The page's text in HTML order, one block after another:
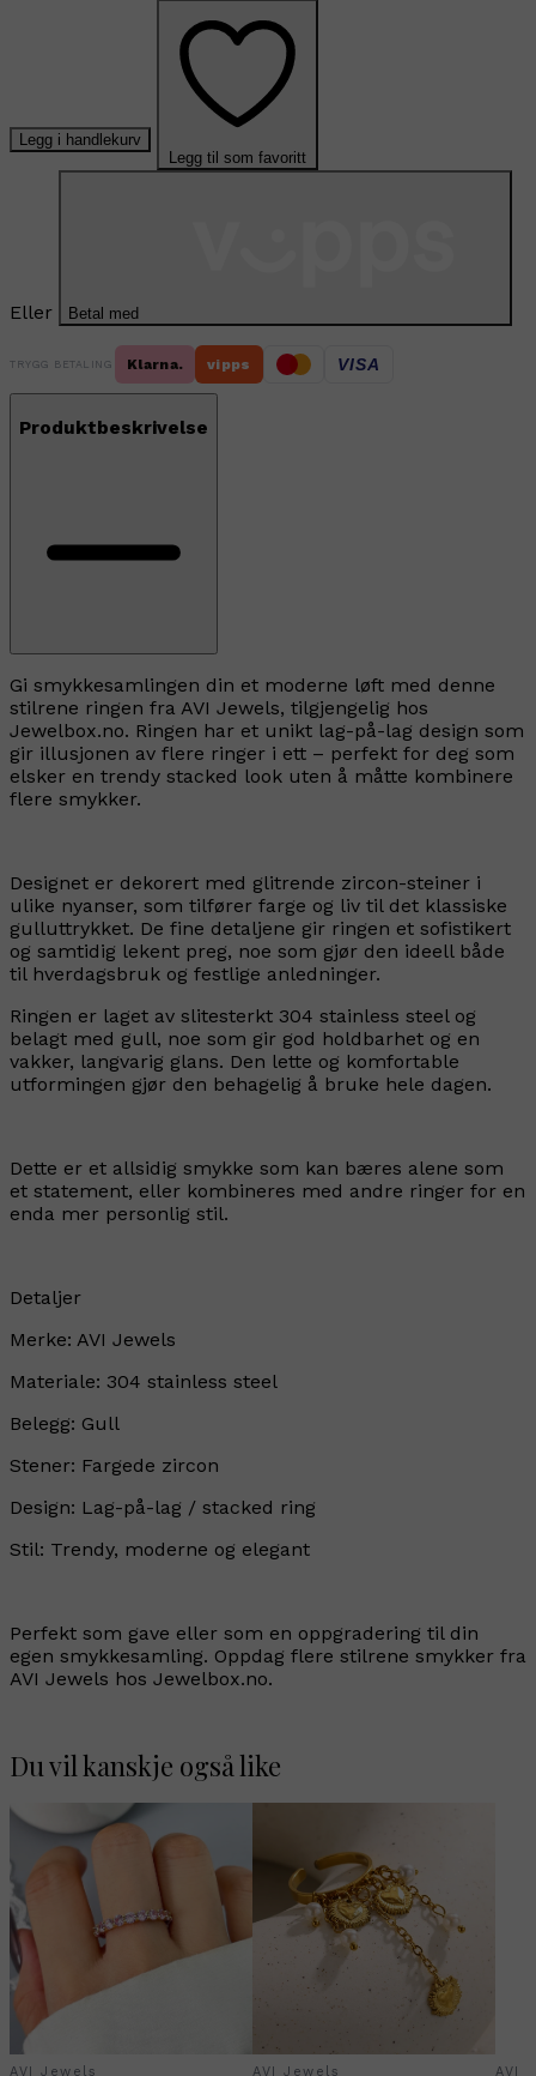
Legg i handlekurv
Legg til som favoritt
Eller Betal med
TRYGG BETALING Klarna. vipps VISA
Produktbeskrivelse
Gi smykkesamlingen din et moderne løft med denne
stilrene ringen fra AVI Jewels, tilgjengelig hos
Jewelbox.no. Ringen har et unikt lag-på-lag design som
gir illusjonen av flere ringer i ett – perfekt for deg som
elsker en trendy stacked look uten å måtte kombinere
flere smykker.
Designet er dekorert med glitrende zircon-steiner i
ulike nyanser, som tilfører farge og liv til det klassiske
gulluttrykket. De fine detaljene gir ringen et sofistikert
og samtidig lekent preg, noe som gjør den ideell både
til hverdagsbruk og festlige anledninger.
Ringen er laget av slitesterkt 304 stainless steel og
belagt med gull, noe som gir god holdbarhet og en
vakker, langvarig glans. Den lette og komfortable
utformingen gjør den behagelig å bruke hele dagen.
Dette er et allsidig smykke som kan bæres alene som
et statement, eller kombineres med andre ringer for en
enda mer personlig stil.
Detaljer
Merke: AVI Jewels
Materiale: 304 stainless steel
Belegg: Gull
Stener: Fargede zircon
Design: Lag-på-lag / stacked ring
Stil: Trendy, moderne og elegant
Perfekt som gave eller som en oppgradering til din
egen smykkesamling. Oppdag flere stilrene smykker fra
AVI Jewels hos Jewelbox.no.
Du vil kanskje også like
AVI Jewels AVI Jewels AVI